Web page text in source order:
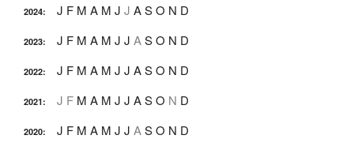
2024: J F M A M J J ASO N D
2023: J F M A M J J ASO N D
2022: J F M A M J J ASO N D
2021: J F M A M J J ASO N D
2020: J F M A M J J ASO N D